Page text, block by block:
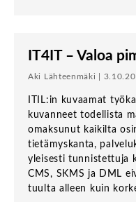
IT4IT – Valoa
Aki Lähteenmäki |
ITIL:in kuvaamat
kuvanneet todellista
omaksunut kaikilta
tietämyskanta,
yleisesti tunnistettuja
CMS, SKMS ja DML
tuulta alleen kuin